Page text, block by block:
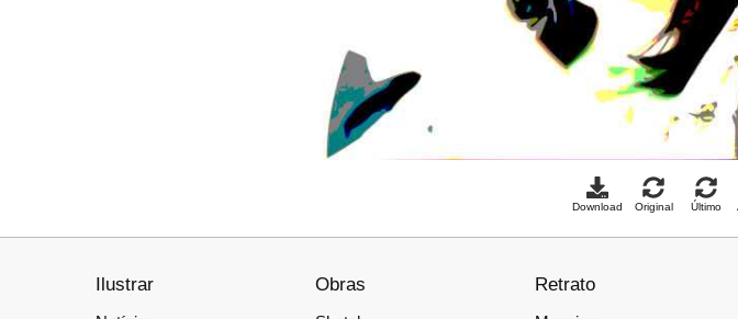
Download Original Último
Ilustrar Obras Retrato